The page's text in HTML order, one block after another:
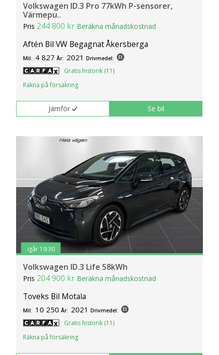
Volkswagen ID.3 Pro 77kWh P-sensorer,
Värmepu..
Pris 244 800 kr Beräkna månadskostnad
Aftén Bil VW Begagnat Åkersberga
Mil: 4 827 År: 2021 Drivmedel:
Gratis historik (11)
Räkna på försäkring
Jämför Se bil
igår 19:30
Volkswagen ID.3 Life 58kWh
Pris 204 900 kr Beräkna månadskostnad
Toveks Bil Motala
Mil: 10 250 År: 2021 Drivmedel:
Gratis historik (11)
Räkna på försäkring